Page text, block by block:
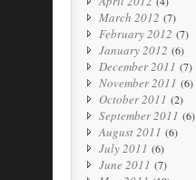
March 2012 (7)
February 2012 (7)
January 2012 (6)
December 2011 (7)
November 2011 (6)
October 2011 (2)
September 2011 (6)
August 2011 (6)
July 2011 (6)
June 2011 (7)